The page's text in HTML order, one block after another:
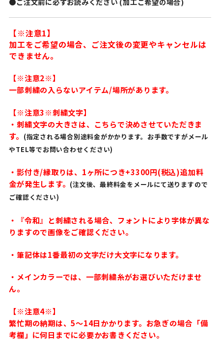
【※注意1】
加工をご希望の場合、ご注文後の変更やキャンセルは
できません。
【※注意2※】
一部刺繍の入らないアイテム/場所があります。
【※注意3※刺繍文字】
・刺繍文字の大きさは、こちらで決めさせていただきま
す。 (指定される場合別途料金がかかります。お手数ですがメール
やTEL等でお問い合わせください)
・影付き/縁取りは、1ヶ所につき+3300円(税込)追加料
金が発生します。 (注文後、最終料金をメールにて送りますので
ご確認ください)
・『令和』と刺繍される場合、フォントにより字体が異な
りますので画像をご確認ください。
・筆記体は1番最初の文字だけ大文字になります。
・メインカラーでは、一部刺繍糸がお選びいただけませ
ん。
【※注意4※】
繁忙期の納期は、5〜14日かかります。お急ぎの場合「備
考欄」に何日までに必要かお書きください。